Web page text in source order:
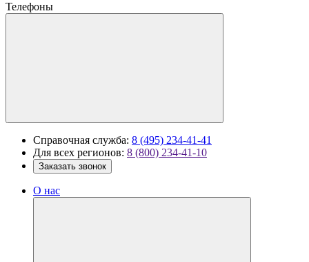
Телефоны
Справочная служба: 8 (495) 234-41-41
Для всех регионов: 8 (800) 234-41-10
Заказать звонок
О нас